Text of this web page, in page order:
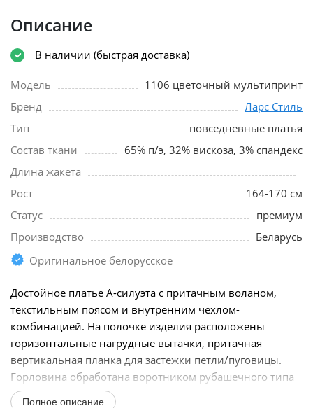
Описание
В наличии (быстрая доставка)
Модель
1106 цветочный мультипринт
Бренд
Ларс Стиль
Тип
повседневные платья
Состав ткани
65% п/э, 32% вискоза, 3% спандекс
Длина жакета
Рост
164-170 см
Статус
премиум
Производство
Беларусь
Оригинальное белорусское
Достойное платье А-силуэта с притачным воланом,
текстильным поясом и внутренним чехлом-
комбинацией. На полочке изделия расположены
горизонтальные нагрудные вытачки, притачная
вертикальная планка для застежки петли/пуговицы.
Горловина обработана воротником рубашечного типа
на...
Полное описание